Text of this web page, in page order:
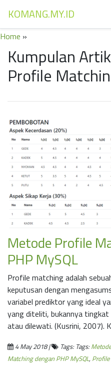
KOMANG.MY.ID
Home »
Kumpulan
Profile
Metode Profile
PHP MySQL
Profile matching adalah
keputusan dengan
variabel prediktor yang ideal
yang diteliti, bukannya tingkat
atau dilewati. (Kusrini, 2007).
4 May 2018 | Tags: Tags:
Matching dengan PHP MySQL,